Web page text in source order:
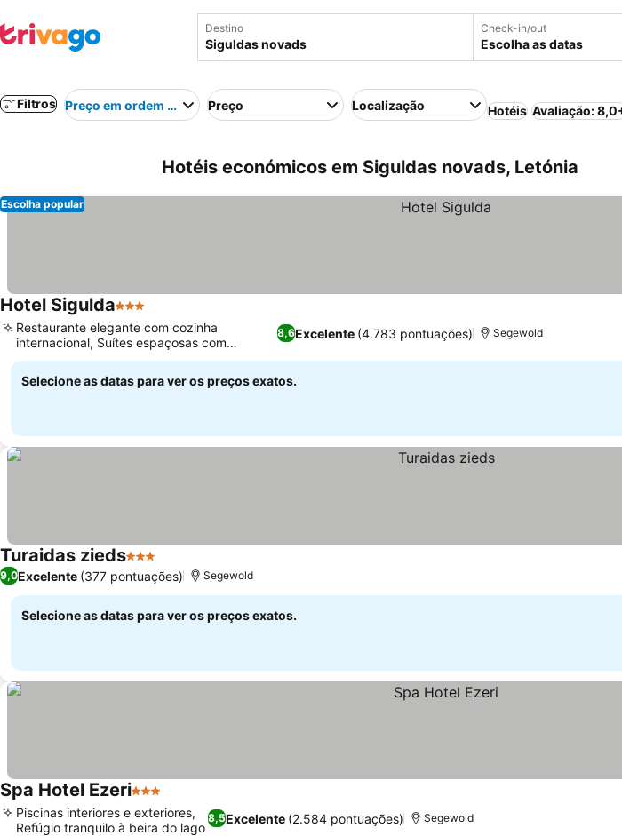
Destino Check-in/out
Escolha as datas
Filtros Preço em ordem crescentePreço Localização Hotéis Avaliação:
Hotéis económicos em Siguldas novads, Letónia
Escolha popular
Hotel Sigulda3 Estrelas
8,6Excelente (4.783 pontuações)
Restaurante elegante com cozinha
internacional, Suítes espaçosas com
banheiras de hidromassagem
Segewold
Selecione as datas para ver os preços exatos.
Turaidas zieds3 Estrelas
9,0Excelente (377 pontuações) Segewold
Selecione as datas para ver os preços exatos.
Spa Hotel Ezeri3 Estrelas
8,5Excelente (2.584 pontuações)
Piscinas interiores e exteriores,
Refúgio tranquilo à beira do lago
Segewold